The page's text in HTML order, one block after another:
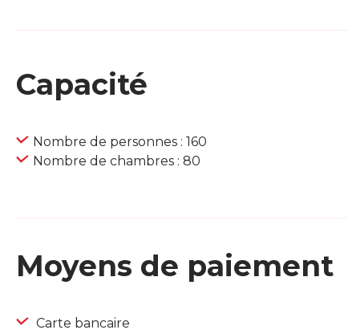
Capacité
Nombre de personnes : 160
Nombre de chambres : 80
Moyens de paiement
Carte bancaire